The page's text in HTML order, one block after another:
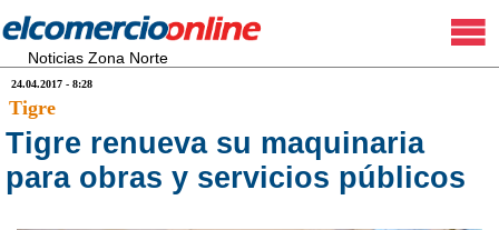
Noticias Zona Norte
24.04.2017 - 8:28
Tigre
Tigre renueva su maquinaria
para obras y servicios públicos